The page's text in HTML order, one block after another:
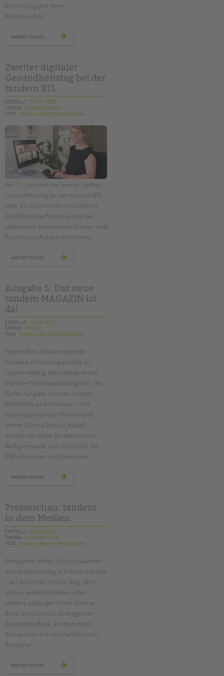
Einrichtung und ihrem
Arbeitsumfeld.
weiterlesen starke,
bewerber*innen
Zweiter digitaler
Gesundheitstag bei der
tandem BTL
ERSTELLT 26.06.2020
THEMA tandem intern
VON
Barbara Brecht-Hadraschek
Am 17. Juni fand der zweite digitale
Gesundheitstag bei der tandem BTL
statt. Via Zoomkonferenz konnten
die Mitarbeiter*innen wieder an
zahlreichen kostenlosen Fitness- und
Präventions-Kursen teilnehmen.
weiterlesen zweiter
digitaler
tandem
btl
Ausgabe 5: Das neue
tandem MAGAZIN ist
da!
ERSTELLT 10.06.2020
THEMA
Presse
VON
Barbara Brecht-Hadraschek
Harzer Kiez, schulersetzende
Projekte, Forschungsprojekt zu
Cybermobbing, berufsbegleitende
Erzieher*innenausbildung uvm: Die
fünfte Ausgabe unseres tandem
MAGAZINs ist erschienen – mit
vielen spannenden Themen und
einem Corona-Special. Aktuell
werden die Hefte gerade von uns
fleißig verpackt und verschickt. Als
PDF schon hier zum Download!
weiterlesen ausgabe
magazin
ist
da!
Presseschau: tandem
in dem Medien
ERSTELLT 26.05.2020
THEMA CoronaPresse
VON
Barbara Brecht-Hadraschek
Ambulante Hilfen, Schulsozialarbeit
und Notbetreuung in Schule und Kita
– wir berichten hier im Blog, aber
auch in anderen Medien über
kreative Lösungen in der Corona-
Krise. Drei Links zu Beiträgen im
deutschlandfunk, im deutschen
Schulportal und zum Paritätischen
Rundbrief.
weiterlesen presseschau:
tandem